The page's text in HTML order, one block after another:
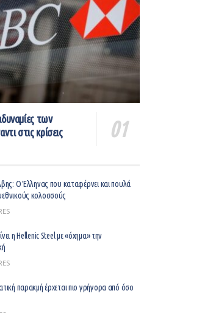
των
στις κρίσεις
O Έλληνας που καταφέρνει και πουλά
κολοσσούς
η Hellenic Steel με «όχημα» την
παρακμή έρχεται πιο γρήγορα από όσο